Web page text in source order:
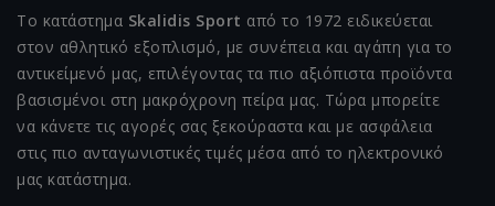
Το κατάστημα Skalidis Sport από το 1972 ειδικεύεται
στον αθλητικό εξοπλισμό, με συνέπεια και αγάπη για το
αντικείμενό μας, επιλέγοντας τα πιο αξιόπιστα προϊόντα
βασισμένοι στη μακρόχρονη πείρα μας. Τώρα μπορείτε
να κάνετε τις αγορές σας ξεκούραστα και με ασφάλεια
στις πιο ανταγωνιστικές τιμές μέσα από το ηλεκτρονικό
μας κατάστημα.